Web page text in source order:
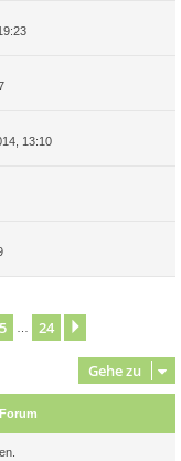
13:10
5 24
Gehe zu